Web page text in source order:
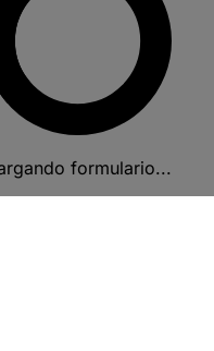
formulario...